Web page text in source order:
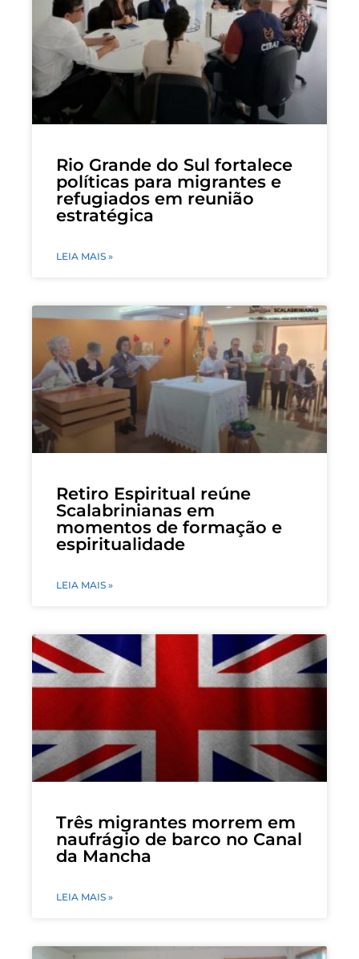
Rio Grande do Sul fortalece
políticas para migrantes e
refugiados em reunião
estratégica
LEIA MAIS »
Retiro Espiritual reúne
Scalabrinianas em
momentos de formação e
espiritualidade
LEIA MAIS »
Três migrantes morrem em
naufrágio de barco no Canal
da Mancha
LEIA MAIS »